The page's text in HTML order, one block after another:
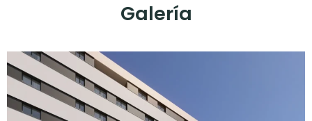
Galería